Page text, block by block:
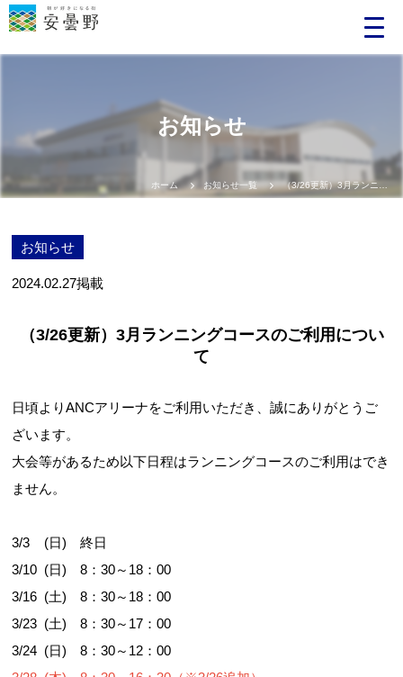
お知らせ
ホーム お知らせ一覧
お知らせ
2024.02.27掲載
（3/26更新）3月ランニングコースのご利用につい
て
日頃よりANCアリーナをご利用いただき、誠にありがとうご
ざいます。
大会等があるため以下日程はランニングコースのご利用はでき
ません。
3/3 (日) 終日
3/10 (日) 8：30～18：00
3/16 (土) 8：30～18：00
3/23 (土) 8：30～17：00
3/24 (日) 8：30～12：00